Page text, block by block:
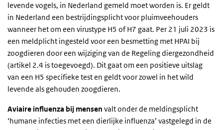
levende vogels, in Nederland gemeld moet worden is. Er geldt
in Nederland een bestrijdingsplicht voor pluimveehouders
wanneer het om een virustype H5 of H7 gaat. Per 21 juli 2023 is
een meldplicht ingesteld voor een besmetting met HPAI bij
zoogdieren door een wijziging van de Regeling diergezondheid
(artikel 2.4 is toegevoegd). Dit gaat om een positieve uitslag
van een H5 specifieke test en geldt voor zowel in het wild
levende als gehouden zoogdieren.
Aviaire influenza bij mensen valt onder de meldingsplicht
‘humane infecties met een dierlijke influenza’ vastgelegd in de